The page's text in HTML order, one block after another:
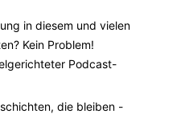
in diesem und vielen
Kein Problem!
Podcast-
die bleiben -